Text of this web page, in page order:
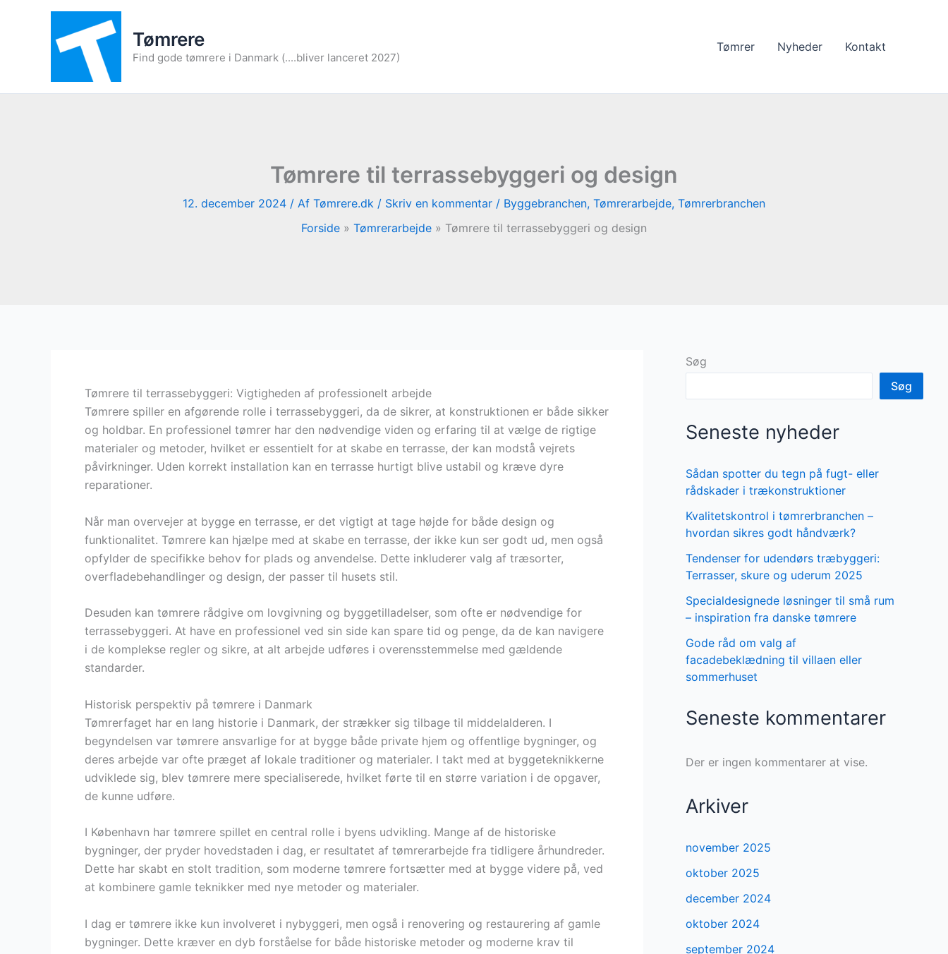
Tømrere
Find gode tømrere i Danmark (....bliver lanceret 2027)
Tømrer Nyheder Kontakt
Tømrere til terrassebyggeri og design
12. december 2024 / Af Tømrere.dk / Skriv en kommentar / Byggebranchen, Tømrerarbejde, Tømrerbranchen
Forside
Tømrerarbejde Tømrere til terrassebyggeri og design
Tømrere til terrassebyggeri: Vigtigheden af professionelt arbejde
Tømrere spiller en afgørende rolle i terrassebyggeri, da de sikrer, at konstruktionen er både sikker
og holdbar. En professionel tømrer har den nødvendige viden og erfaring til at vælge de rigtige
materialer og metoder, hvilket er essentielt for at skabe en terrasse, der kan modstå vejrets
påvirkninger. Uden korrekt installation kan en terrasse hurtigt blive ustabil og kræve dyre
reparationer.
Når man overvejer at bygge en terrasse, er det vigtigt at tage højde for både design og
funktionalitet. Tømrere kan hjælpe med at skabe en terrasse, der ikke kun ser godt ud, men også
opfylder de specifikke behov for plads og anvendelse. Dette inkluderer valg af træsorter,
overfladebehandlinger og design, der passer til husets stil.
Desuden kan tømrere rådgive om lovgivning og byggetilladelser, som ofte er nødvendige for
terrassebyggeri. At have en professionel ved sin side kan spare tid og penge, da de kan navigere
i de komplekse regler og sikre, at alt arbejde udføres i overensstemmelse med gældende
standarder.
Historisk perspektiv på tømrere i Danmark
Tømrerfaget har en lang historie i Danmark, der strækker sig tilbage til middelalderen. I
begyndelsen var tømrere ansvarlige for at bygge både private hjem og offentlige bygninger, og
deres arbejde var ofte præget af lokale traditioner og materialer. I takt med at byggeteknikkerne
udviklede sig, blev tømrere mere specialiserede, hvilket førte til en større variation i de opgaver,
de kunne udføre.
I København har tømrere spillet en central rolle i byens udvikling. Mange af de historiske
bygninger, der pryder hovedstaden i dag, er resultatet af tømrerarbejde fra tidligere århundreder.
Dette har skabt en stolt tradition, som moderne tømrere fortsætter med at bygge videre på, ved
at kombinere gamle teknikker med nye metoder og materialer.
I dag er tømrere ikke kun involveret i nybyggeri, men også i renovering og restaurering af gamle
bygninger. Dette kræver en dyb forståelse for både historiske metoder og moderne krav til
Søg
Søg
Seneste nyheder
Sådan spotter du tegn på fugt- eller
rådskader i trækonstruktioner
Kvalitetskontrol i tømrerbranchen –
hvordan sikres godt håndværk?
Tendenser for udendørs træbyggeri:
Terrasser, skure og uderum 2025
Specialdesignede løsninger til små rum
– inspiration fra danske tømrere
Gode råd om valg af
facadebeklædning til villaen eller
sommerhuset
Seneste kommentarer
Der er ingen kommentarer at vise.
Arkiver
november 2025
oktober 2025
december 2024
oktober 2024
september 2024